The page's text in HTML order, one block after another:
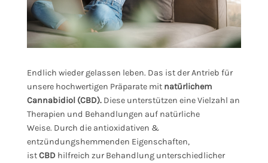
Endlich wieder gelassen leben. Das ist der Antrieb für
unsere hochwertigen Präparate mit natürlichem
Cannabidiol (CBD). Diese unterstützen eine Vielzahl an
Therapien und Behandlungen auf natürliche
Weise. Durch die antioxidativen &
entzündungshemmenden Eigenschaften,
istCBD hilfreich zur Behandlung unterschiedlicher